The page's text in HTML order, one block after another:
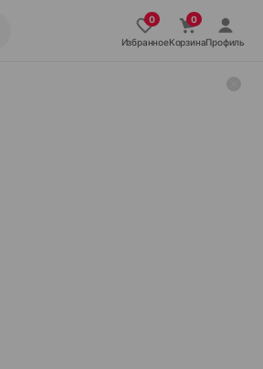
ИзбранноеКорзинаПрофиль